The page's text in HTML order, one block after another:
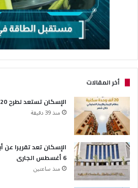
أخر المقالات
الإسكان تستعد لطرح 20 ألف وحدة سكنية خلال شهر
منذ 39 دقيقة
6 أغسطس الجارى
منذ ساعتين